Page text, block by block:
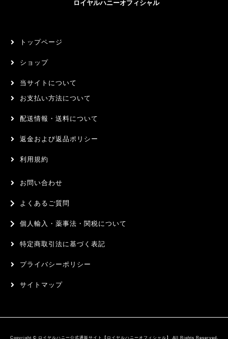
ロイヤルハニーオフィシャル
トップページ
ショップ
当サイトについて
お支払い方法について
配送情報・送料について
返金および返品ポリシー
利用規約
お問い合わせ
よくあるご質問
個人輸入・薬事法・関税について
特定商取引法に基づく表記
プライバシーポリシー
サイトマップ
Copyright © ロイヤルハニー公式通販サイト【ロイヤルハニーオフィシャル】 All Rights Reserved.